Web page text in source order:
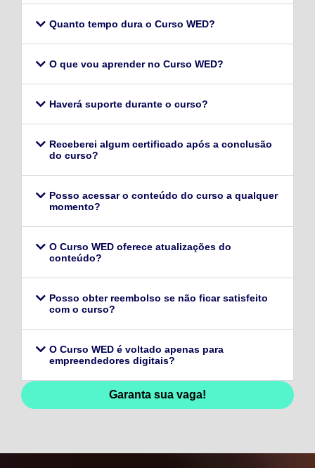
Quanto tempo dura o Curso WED?
O que vou aprender no Curso WED?
Haverá suporte durante o curso?
Receberei algum certificado após a conclusão
do curso?
Posso acessar o conteúdo do curso a qualquer
momento?
O Curso WED oferece atualizações do
conteúdo?
Posso obter reembolso se não ficar satisfeito
com o curso?
O Curso WED é voltado apenas para
empreendedores digitais?
Garanta sua vaga!